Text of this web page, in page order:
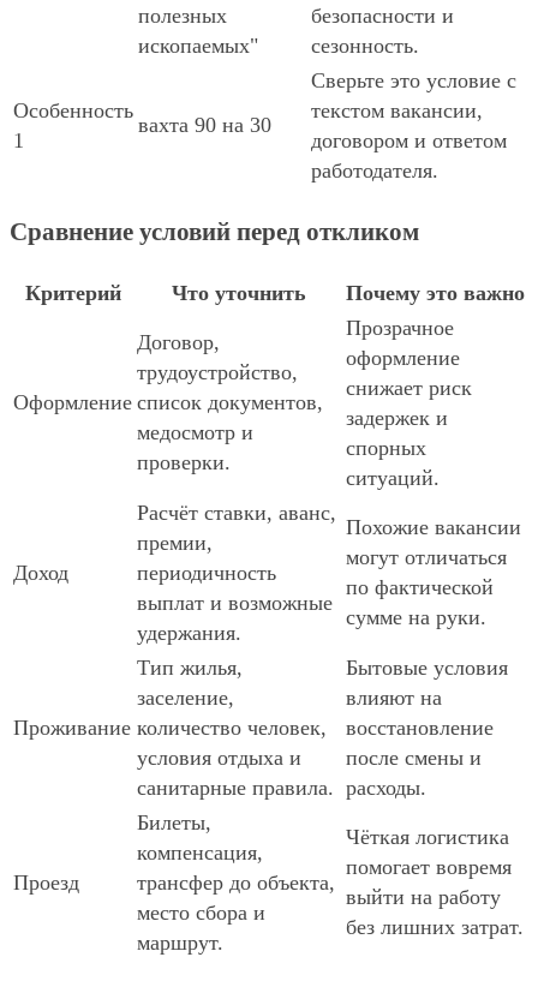
полезных
ископаемых"
безопасности и
сезонность.
Особенность
1
вахта 90 на 30
Сверьте это условие с
текстом вакансии,
договором и ответом
работодателя.
Сравнение условий перед откликом
Критерий Что уточнить Почему это важно
Оформление
Договор,
трудоустройство,
список документов,
медосмотр и
проверки.
Прозрачное
оформление
снижает риск
задержек и
спорных
ситуаций.
Доход
Расчёт ставки, аванс,
премии,
периодичность
выплат и возможные
удержания.
Похожие вакансии
могут отличаться
по фактической
сумме на руки.
Проживание
Тип жилья,
заселение,
количество человек,
условия отдыха и
санитарные правила.
Бытовые условия
влияют на
восстановление
после смены и
расходы.
Проезд
Билеты,
компенсация,
трансфер до объекта,
место сбора и
маршрут.
Чёткая логистика
помогает вовремя
выйти на работу
без лишних затрат.